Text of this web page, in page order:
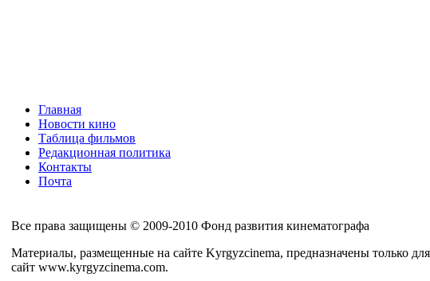
Главная
Новости кино
Таблица фильмов
Редакционная политика
Контакты
Почта
Все права защищены © 2009-2010 Фонд развития кинематографа
Материалы, размещенные на сайте Kyrgyzcinema, предназначены только
сайт www.kyrgyzcinema.com.